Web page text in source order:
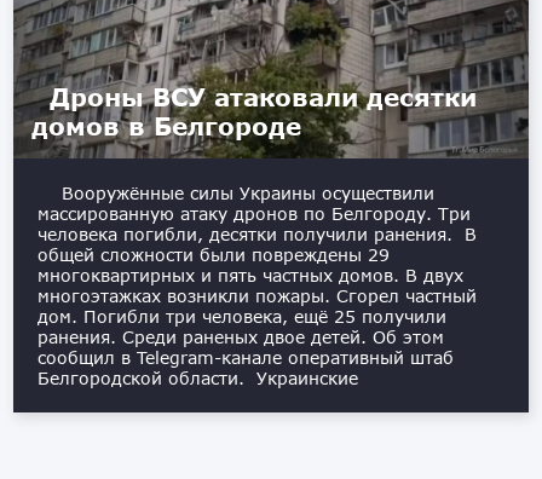
Дроны ВСУ атаковали десятки
домов в Белгороде
Вооружённые силы Украины осуществили
массированную атаку дронов по Белгороду. Три
человека погибли, десятки получили ранения. В
общей сложности были повреждены 29
многоквартирных и пять частных домов. В двух
многоэтажках возникли пожары. Сгорел частный
дом. Погибли три человека, ещё 25 получили
ранения. Среди раненых двое детей. Об этом
сообщил в Telegram-канале оперативный штаб
Белгородской области. Украинские